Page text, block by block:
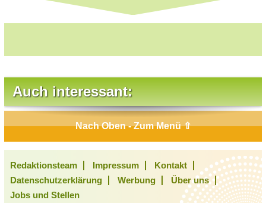
Auch interessant:
Nach Oben - Zum Menü ⇧
Redaktionsteam Impressum
Kontakt
Datenschutzerklärung
Werbung
Über uns
Jobs und Stellen